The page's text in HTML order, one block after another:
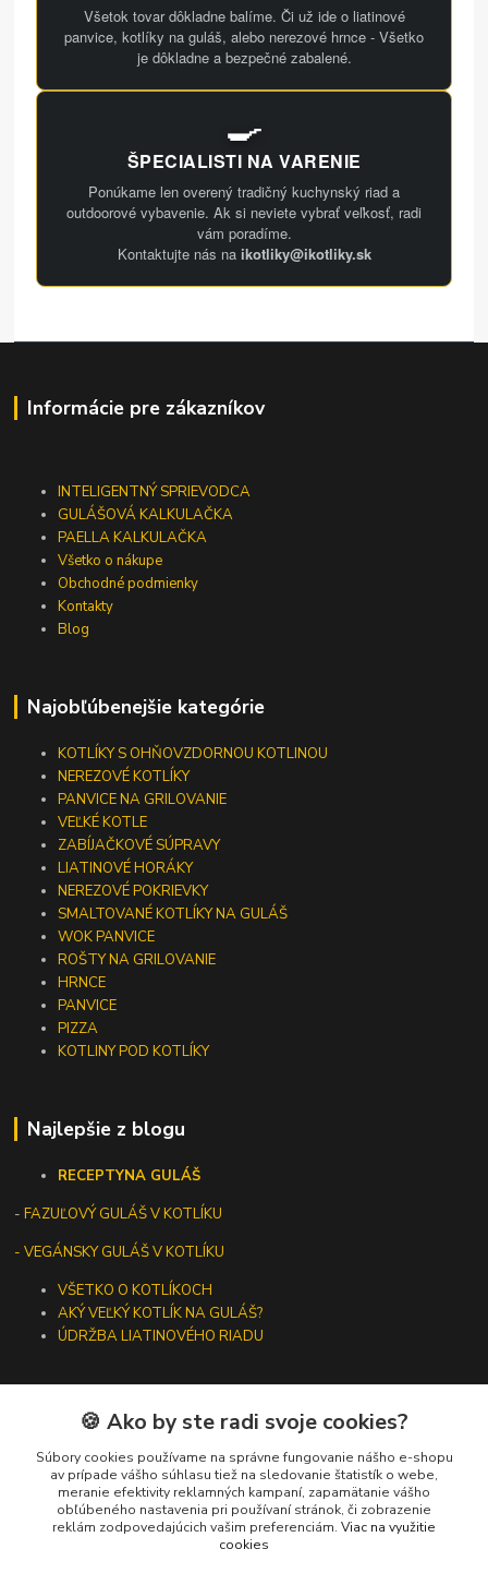
Všetok tovar dôkladne balíme. Či už ide o liatinové
panvice, kotlíky na guláš, alebo nerezové hrnce - Všetko
je dôkladne a bezpečné zabalené.
🍳
ŠPECIALISTI NA VARENIE
Ponúkame len overený tradičný kuchynský riad a
outdoorové vybavenie. Ak si neviete vybrať veľkosť, radi
vám poradíme.
Kontaktujte nás na ikotliky@ikotliky.sk
Informácie pre zákazníkov
INTELIGENTNÝ SPRIEVODCA
GULÁŠOVÁ KALKULAČKA
PAELLA KALKULAČKA
Všetko o nákupe
Obchodné podmienky
Kontakty
Blog
Najobľúbenejšie kategórie
KOTLÍKY S OHŇOVZDORNOU KOTLINOU
NEREZOVÉ KOTLÍKY
PANVICE NA GRILOVANIE
VEĽKÉ KOTLE
ZABÍJAČKOVÉ SÚPRAVY
LIATINOVÉ HORÁKY
NEREZOVÉ POKRIEVKY
SMALTOVANÉ KOTLÍKY NA GULÁŠ
WOK PANVICE
ROŠTY NA GRILOVANIE
HRNCE
PANVICE
PIZZA
KOTLINY POD KOTLÍKY
Najlepšie z blogu
RECEPTYNA GULÁŠ
-FAZUĽOVÝ GULÁŠ V KOTLÍKU
- VEGÁNSKY GULÁŠ V KOTLÍKU
VŠETKO O KOTLÍKOCH
AKÝ VEĽKÝ KOTLÍK NA GULÁŠ?
ÚDRŽBA LIATINOVÉHO RIADU
Kontakty
+421 919 275 553
(Po-Pia, 10-13 hod.)
🍪 Ako by ste radi svoje cookies?
Súbory cookies používame na správne fungovanie nášho e-shopu
av prípade vášho súhlasu tiež na sledovanie štatistík o webe,
meranie efektivity reklamných kampaní, zapamätanie vášho
obľúbeného nastavenia pri používaní stránok, či zobrazenie
reklám zodpovedajúcich vašim preferenciám. Viac na využitie
cookies